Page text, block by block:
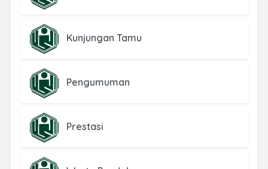
Kunjungan Tamu
Pengumuman
Prestasi